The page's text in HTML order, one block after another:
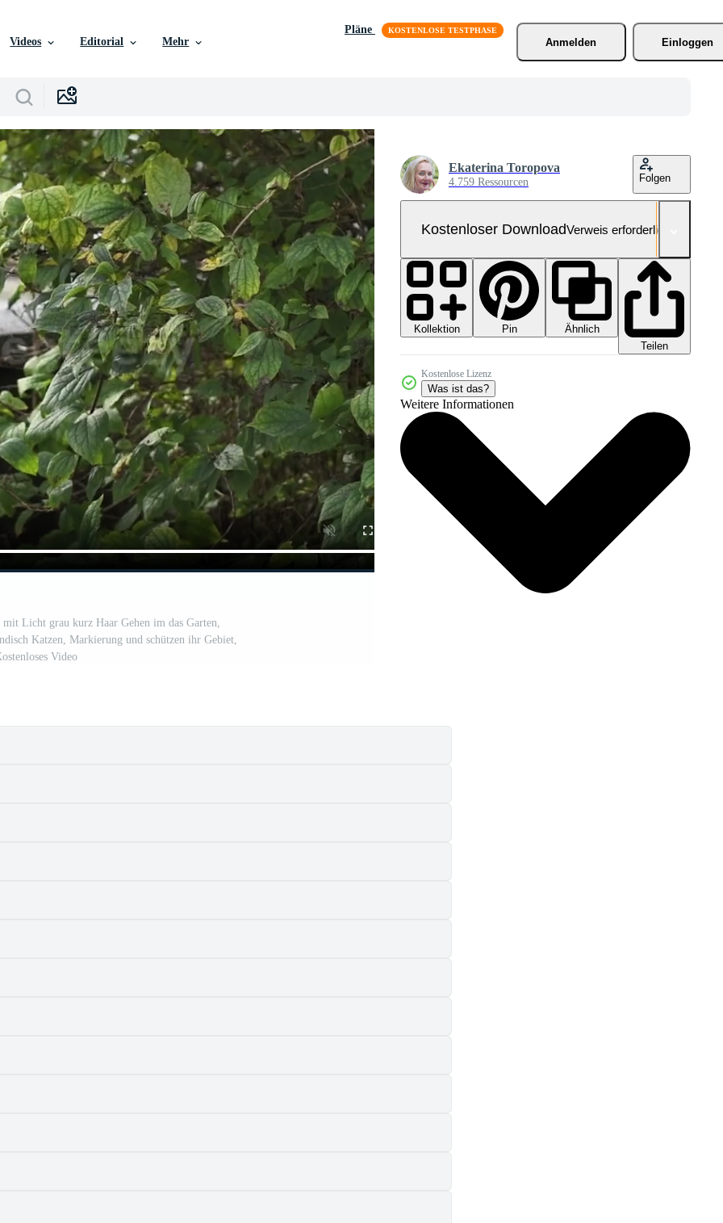
Videos Editorial Mehr
Pläne
Anmelden
Einloggen
Licht grau kurz Haar Gehen im das Garten,
Katzen, Markierung und schützen ihr Gebiet,
Video
Ekaterina Toropova
4.759 Ressourcen Folgen
Kostenloser DownloadVerweis erforderlich
Kollektion Pin
Ähnlich
Teilen
Kostenlose Lizenz
Was ist das?
Weitere Informationen